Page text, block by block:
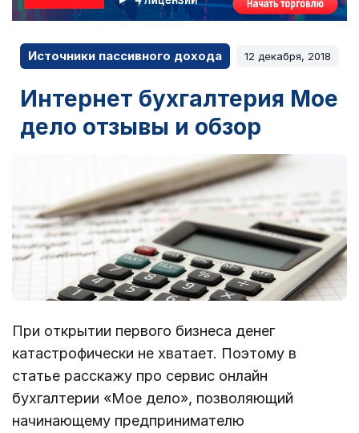
Источники пассивного дохода 12 декабря, 2018
Интернет бухгалтерия Мое
дело отзывы и обзор
При открытии первого бизнеса денег
катастрофически не хватает. Поэтому в
статье расскажу про сервис онлайн
бухгалтерии «Мое дело», позволяющий
начинающему предпринимателю